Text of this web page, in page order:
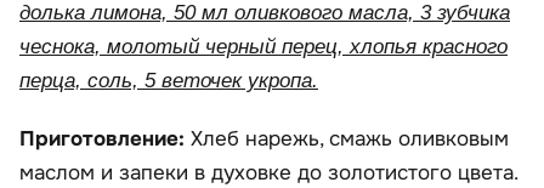
долька лимона, 50 мл оливкового масла, 3 зубчика
чеснока, молотый черный перец, хлопья красного
перца, соль, 5 веточек укропа.
Приготовление: Хлеб нарежь, смажь оливковым
маслом и запеки в духовке до золотистого цвета.